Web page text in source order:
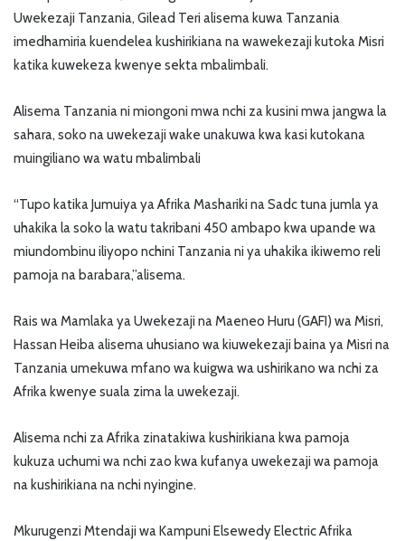
Uwekezaji Tanzania, Gilead Teri alisema kuwa Tanzania
imedhamiria kuendelea kushirikiana na wawekezaji kutoka Misri
katika kuwekeza kwenye sekta mbalimbali.
Alisema Tanzania ni miongoni mwa nchi za kusini mwa jangwa la
sahara, soko na uwekezaji wake unakuwa kwa kasi kutokana
muingiliano wa watu mbalimbali
“Tupo katika Jumuiya ya Afrika Mashariki na Sadc tuna jumla ya
uhakika la soko la watu takribani 450 ambapo kwa upande wa
miundombinu iliyopo nchini Tanzania ni ya uhakika ikiwemo reli
pamoja na barabara,”alisema.
Rais wa Mamlaka ya Uwekezaji na Maeneo Huru (GAFI) wa Misri,
Hassan Heiba alisema uhusiano wa kiuwekezaji baina ya Misri na
Tanzania umekuwa mfano wa kuigwa wa ushirikano wa nchi za
Afrika kwenye suala zima la uwekezaji.
Alisema nchi za Afrika zinatakiwa kushirikiana kwa pamoja
kukuza uchumi wa nchi zao kwa kufanya uwekezaji wa pamoja
na kushirikiana na nchi nyingine.
Mkurugenzi Mtendaji wa Kampuni Elsewedy Electric Afrika